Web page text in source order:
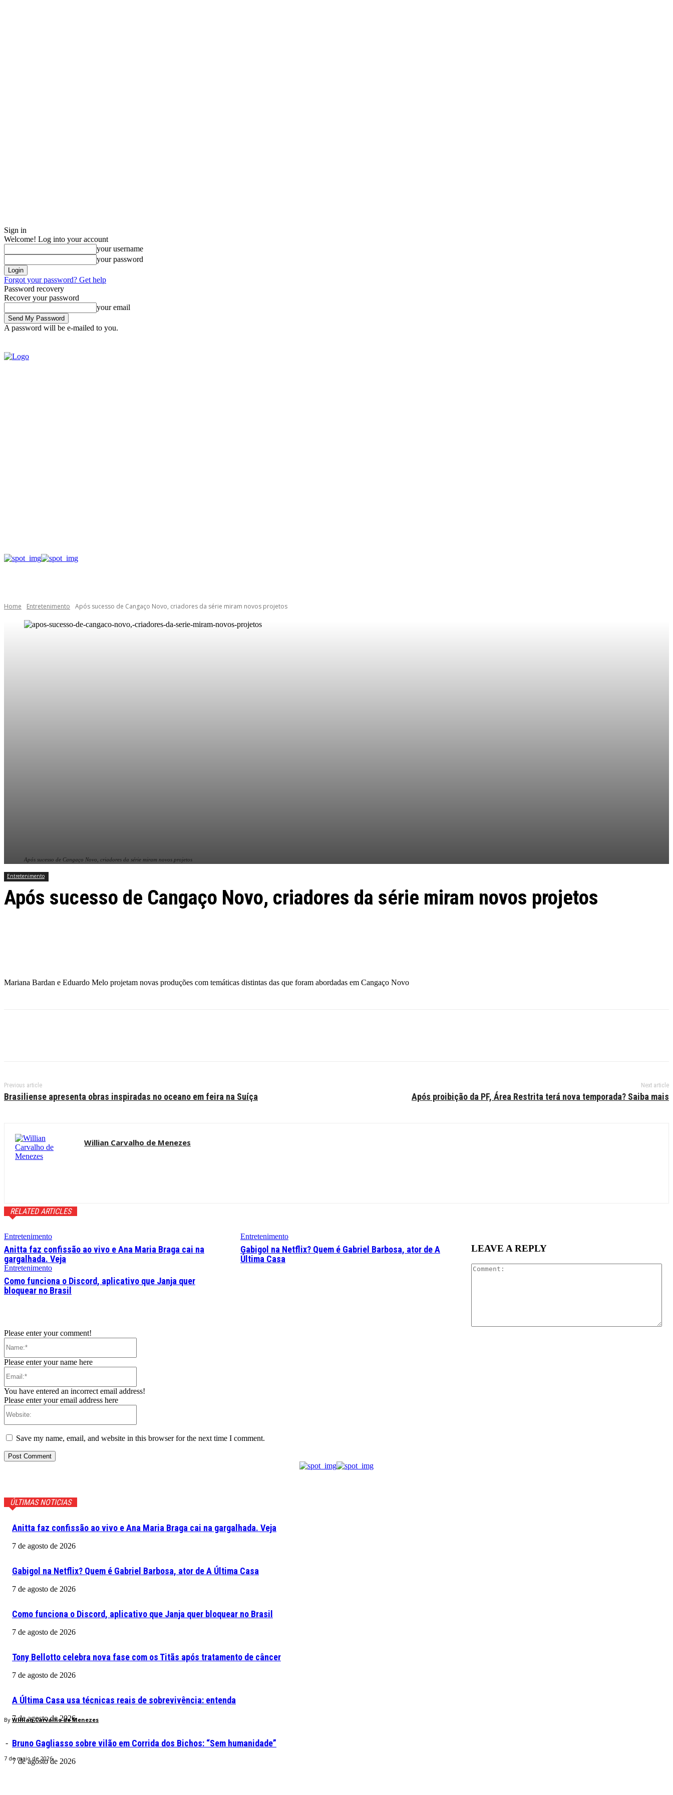
Sign in
Welcome! Log into your account
your username
your password
Forgot your password? Get help
Password recovery
Recover your password
your email
A password will be e-mailed to you.
Home Entretenimento Após sucesso de Cangaço Novo, criadores da série miram novos projetos
Após sucesso de Cangaço Novo, criadores da série miram novos projetos
Entretenimento
Após sucesso de Cangaço Novo, criadores da série miram novos projetos
By Willian Carvalho de Menezes
-
7 de maio de 2026
Mariana Bardan e Eduardo Melo projetam novas produções com temáticas distintas das que foram abordadas em Cangaço Novo
Previous article
Brasiliense apresenta obras inspiradas no oceano em feira na Suíça
Next article
Após proibição da PF, Área Restrita terá nova temporada? Saiba mais
Willian Carvalho de Menezes
RELATED ARTICLES
Entretenimento
Anitta faz confissão ao vivo e Ana Maria Braga cai na
gargalhada. Veja
Entretenimento
Gabigol na Netflix? Quem é Gabriel Barbosa, ator de A
Última Casa
Entretenimento
Como funciona o Discord, aplicativo que Janja quer
bloquear no Brasil
LEAVE A REPLY
Please enter your comment!
Please enter your name here
You have entered an incorrect email address!
Please enter your email address here
Save my name, email, and website in this browser for the next time I comment.
ÚLTIMAS NOTICIAS
Anitta faz confissão ao vivo e Ana Maria Braga cai na gargalhada. Veja
7 de agosto de 2026
Gabigol na Netflix? Quem é Gabriel Barbosa, ator de A Última Casa
7 de agosto de 2026
Como funciona o Discord, aplicativo que Janja quer bloquear no Brasil
7 de agosto de 2026
Tony Bellotto celebra nova fase com os Titãs após tratamento de câncer
7 de agosto de 2026
A Última Casa usa técnicas reais de sobrevivência: entenda
7 de agosto de 2026
Bruno Gagliasso sobre vilão em Corrida dos Bichos: “Sem humanidade”
7 de agosto de 2026